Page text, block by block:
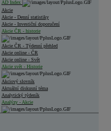
AD Index
Akcie
Akcie - Denní statistiky
Akcie - Investiční doporučení
Akcie ČR - historie
Akcie ČR - Týdenní přehled
Akcie online - ČR
Akcie online - Svět
Akcie svět - Historie
Akciový slovník
Aktuální diskusní téma
Analytický týdeník
Analýzy - Akcie